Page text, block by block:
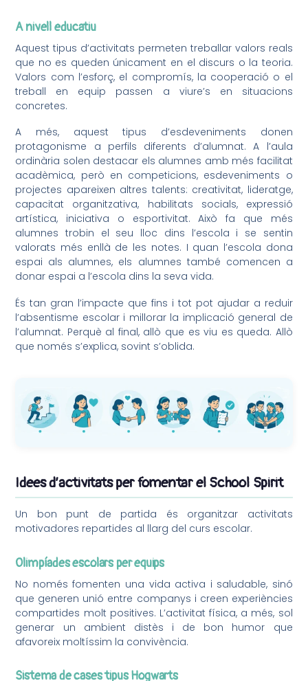
A nivell educatiu
Aquest tipus d’activitats permeten treballar valors reals
que no es queden únicament en el discurs o la teoria.
Valors com l’esforç, el compromís, la cooperació o el
treball en equip passen a viure’s en situacions
concretes.
A més, aquest tipus d’esdeveniments donen
protagonisme a perfils diferents d’alumnat. A l’aula
ordinària solen destacar els alumnes amb més facilitat
acadèmica, però en competicions, esdeveniments o
projectes apareixen altres talents: creativitat, lideratge,
capacitat organitzativa, habilitats socials, expressió
artística, iniciativa o esportivitat. Això fa que més
alumnes trobin el seu lloc dins l’escola i se sentin
valorats més enllà de les notes. I quan l’escola dona
espai als alumnes, els alumnes també comencen a
donar espai a l’escola dins la seva vida.
És tan gran l’impacte que fins i tot pot ajudar a reduir
l’absentisme escolar i millorar la implicació general de
l’alumnat. Perquè al final, allò que es viu es queda. Allò
que només s’explica, sovint s’oblida.
Idees d’activitats per fomentar el School Spirit
Un bon punt de partida és organitzar activitats
motivadores repartides al llarg del curs escolar.
Olimpíades escolars per equips
No només fomenten una vida activa i saludable, sinó
que generen unió entre companys i creen experiències
compartides molt positives. L’activitat física, a més, sol
generar un ambient distès i de bon humor que
afavoreix moltíssim la convivència.
Sistema de cases tipus Hogwarts